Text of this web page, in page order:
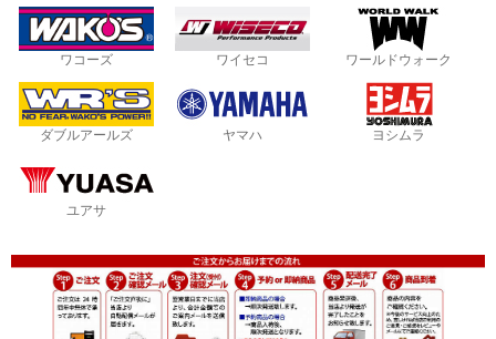
ワコーズ ワイセコ ワールドウォーク
ダブルアールズ ヤマハ ヨシムラ
ユアサ